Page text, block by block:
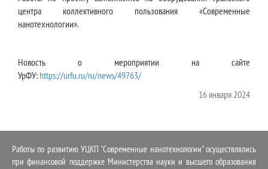
центра коллективного пользования «Современные
нанотехнологии».
Новость о мероприятии на сайте
УрФУ: https://urfu.ru/ru/news/49763/
16 января 2024
Работы по развитию УЦКП "Современные нанотехнологии" осуществлялись
при финансовой поддержке Министерства науки и высшего образования